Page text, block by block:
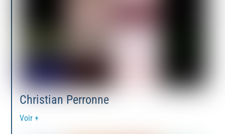
Christian Perronne
Voir +